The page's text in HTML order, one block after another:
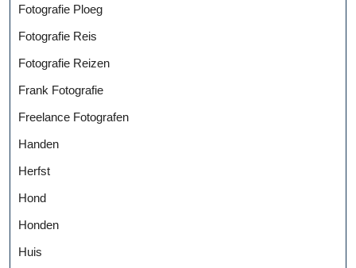
Fotografie Ploeg
Fotografie Reis
Fotografie Reizen
Frank Fotografie
Freelance Fotografen
Handen
Herfst
Hond
Honden
Huis